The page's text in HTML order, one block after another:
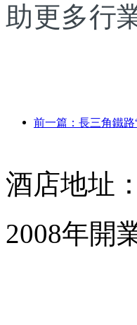
助更多行
酒店地址
2008年開